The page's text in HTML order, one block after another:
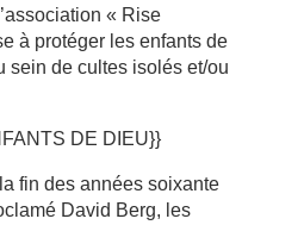
« Rise
à protéger les enfants de
sein de cultes isolés et/ou
DE DIEU}}
fin des années soixante
David Berg, les